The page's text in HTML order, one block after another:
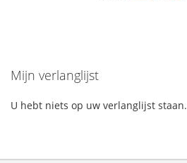
Mijn verlanglijst
U hebt niets op uw verlanglijst staan.